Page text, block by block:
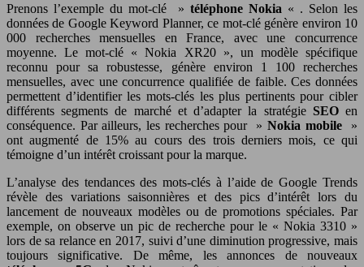
Prenons l’exemple du mot-clé » téléphone Nokia « . Selon les
données de Google Keyword Planner, ce mot-clé génère environ 10
000 recherches mensuelles en France, avec une concurrence
moyenne. Le mot-clé « Nokia XR20 », un modèle spécifique
reconnu pour sa robustesse, génère environ 1 100 recherches
mensuelles, avec une concurrence qualifiée de faible. Ces données
permettent d’identifier les mots-clés les plus pertinents pour cibler
différents segments de marché et d’adapter la stratégie SEOen
conséquence. Par ailleurs, les recherches pour »Nokia mobile
»
ont augmenté de 15% au cours des trois derniers mois, ce qui
témoigne d’un intérêt croissant pour la marque.
L’analyse des tendances des mots-clés à l’aide de Google Trends
révèle des variations saisonnières et des pics d’intérêt lors du
lancement de nouveaux modèles ou de promotions spéciales. Par
exemple, on observe un pic de recherche pour le « Nokia 3310 »
lors de sa relance en 2017, suivi d’une diminution progressive, mais
toujours significative. De même, les annonces de nouveaux